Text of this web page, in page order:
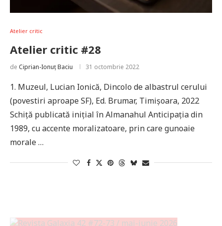
Atelier critic
Atelier critic #28
de Ciprian-Ionuț Baciu 31 octombrie 2022
1. Muzeul, Lucian Ionică, Dincolo de albastrul cerului
(povestiri aproape SF), Ed. Brumar, Timișoara, 2022
Schiță publicată inițial în Almanahul Anticipația din
1989, cu accente moralizatoare, prin care gunoaie
morale …